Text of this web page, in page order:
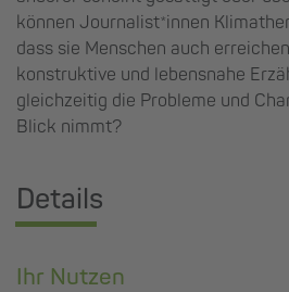
können Journalist*innen
dass sie Menschen auch
konstruktive und lebensnahe
gleichzeitig die Probleme und
Blick nimmt?
Details
Ihr Nutzen